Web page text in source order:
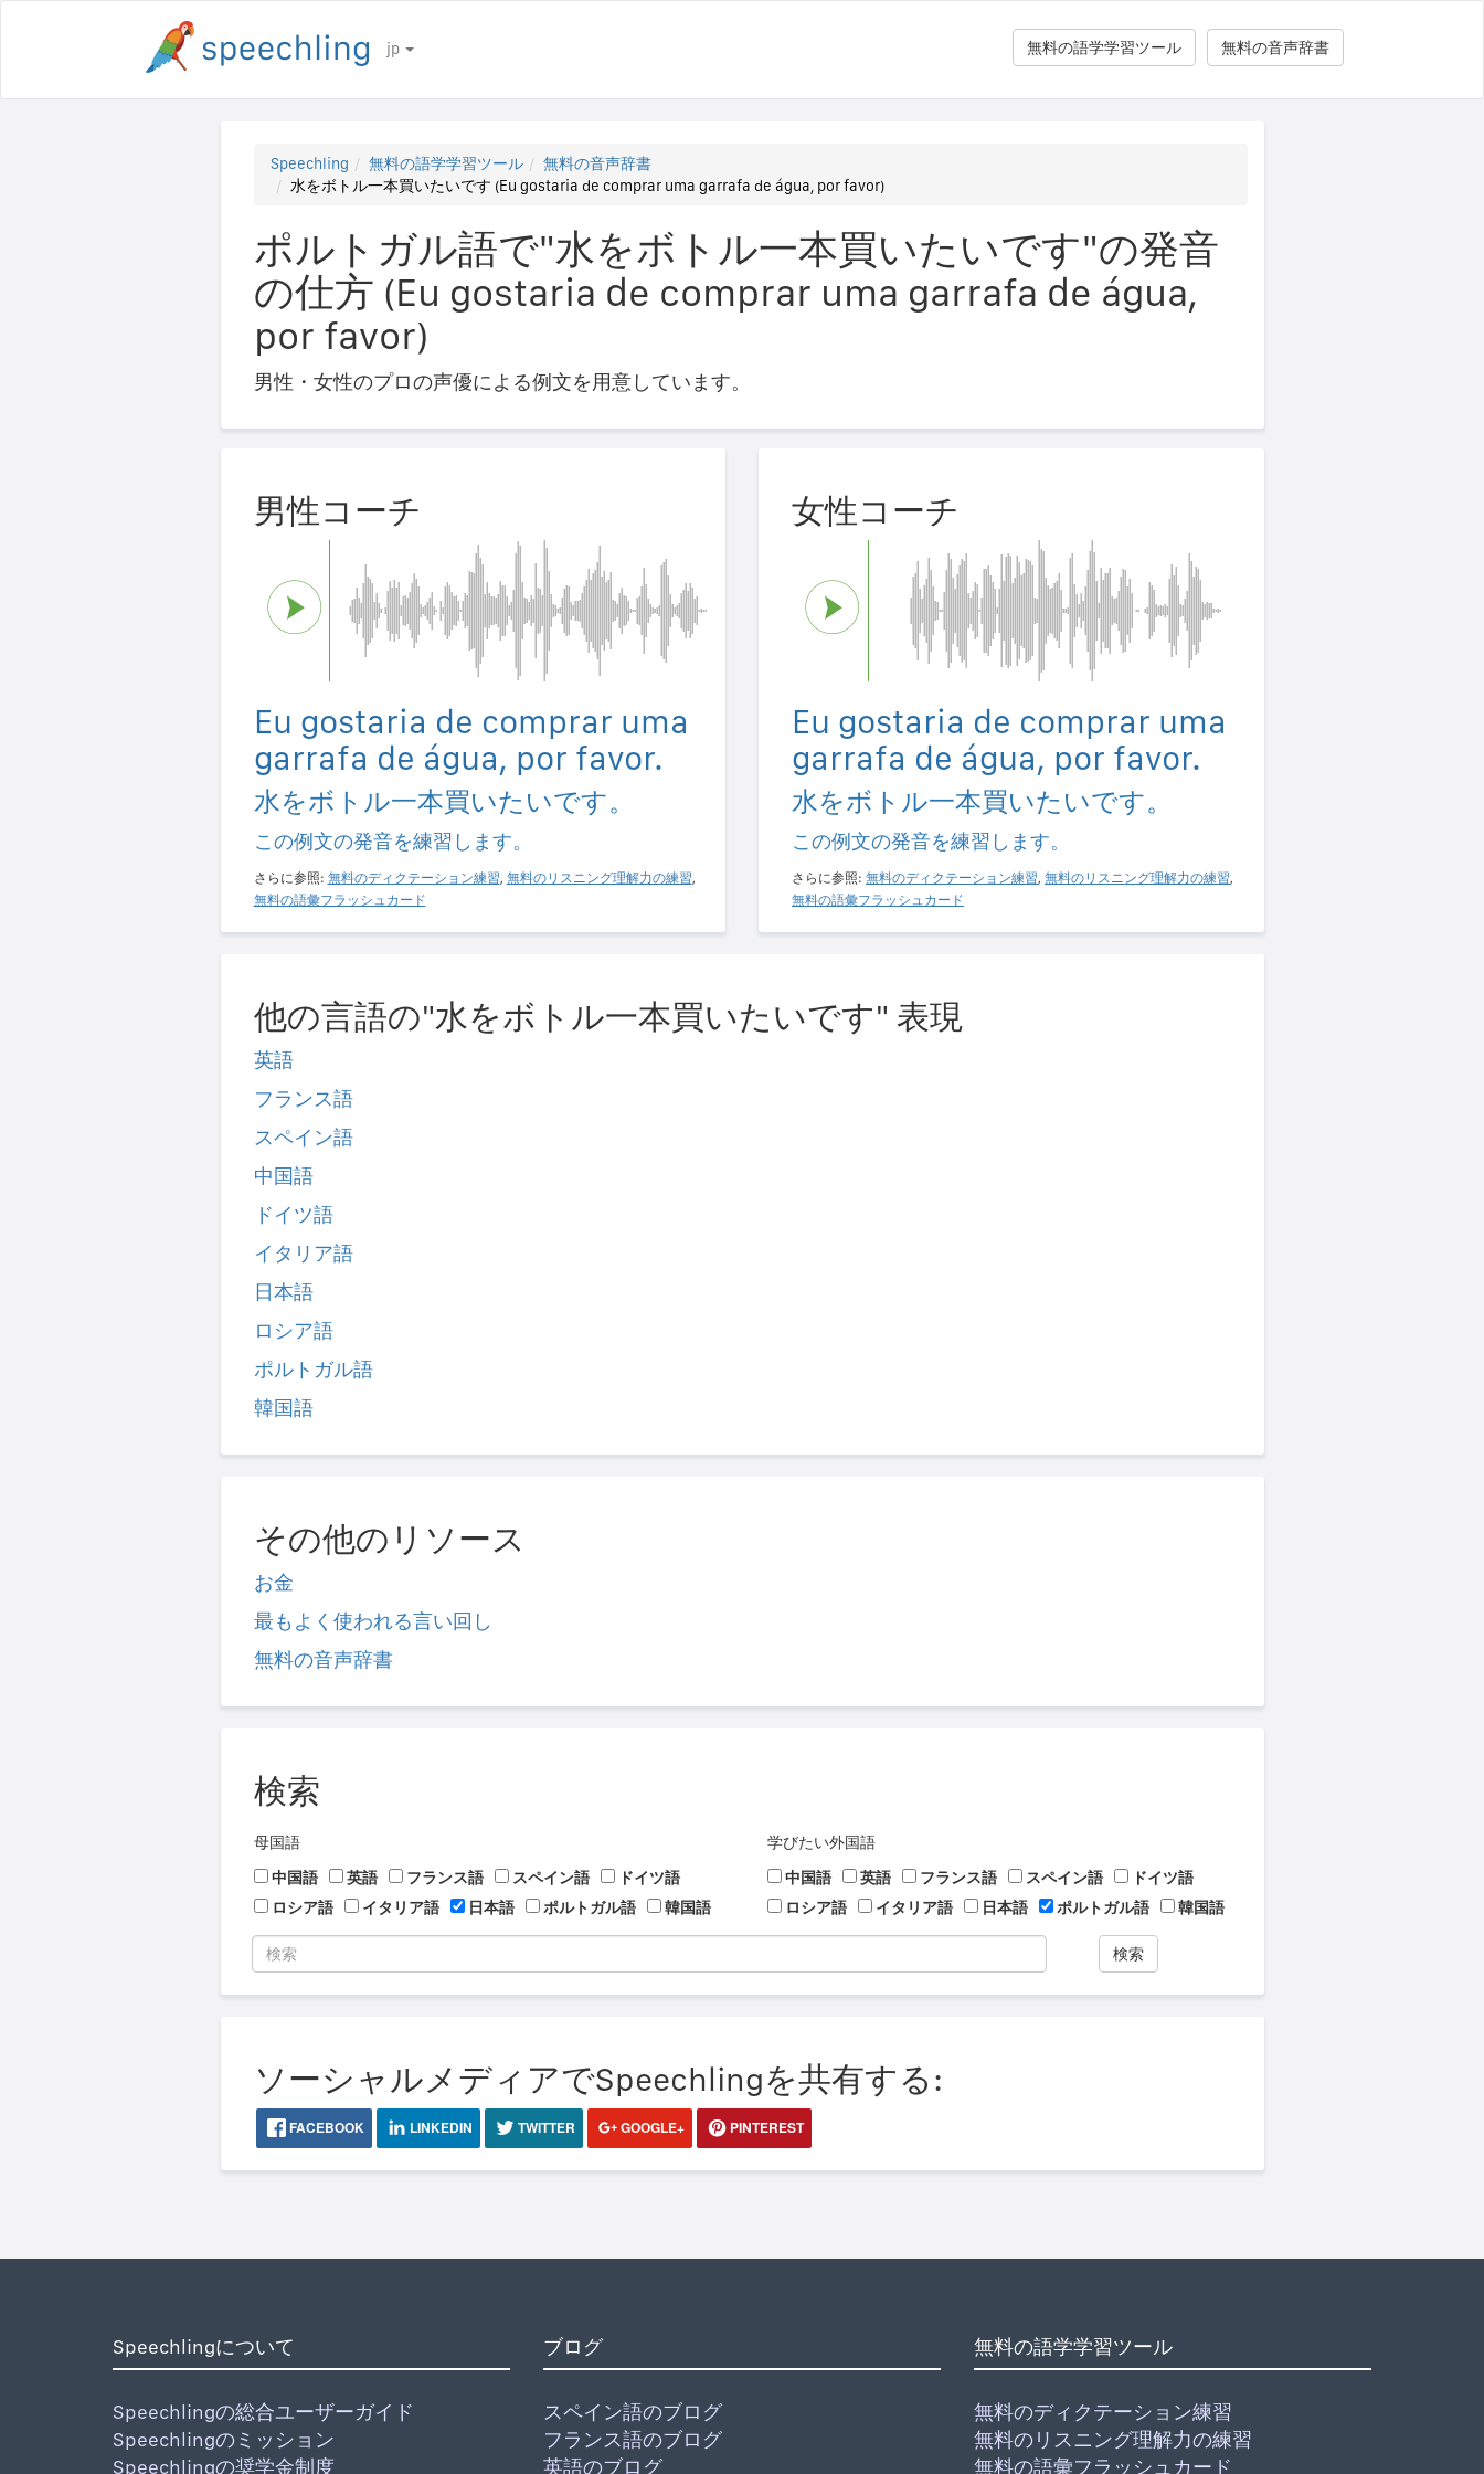
jp 無料の音声辞書
無料の語学学習ツール
Speechling 無料の語学学習ツール
無料の音声辞書
水をボトル一本買いたいです (Eu gostaria de comprar uma garrafa de água, por favor)
ポルトガル語で"水をボトル一本買いたいです"の発音
の仕方 (Eu gostaria de comprar uma garrafa de água,
por favor)
男性・女性のプロの声優による例文を用意しています。
男性コーチ
Eu gostaria de comprar uma
garrafa de água, por favor.
水をボトル一本買いたいです。
この例文の発音を練習します。
さらに参照: 無料のディクテーション練習, 無料のリスニング理解力の練習,
無料の語彙フラッシュカード
女性コーチ
Eu gostaria de comprar uma
garrafa de água, por favor.
水をボトル一本買いたいです。
この例文の発音を練習します。
さらに参照: 無料のディクテーション練習, 無料のリスニング理解力の練習,
無料の語彙フラッシュカード
他の言語の"水をボトル一本買いたいです" 表現
英語
フランス語
スペイン語
中国語
ドイツ語
イタリア語
日本語
ロシア語
ポルトガル語
韓国語
その他のリソース
お金
最もよく使われる言い回し
無料の音声辞書
検索
母国語
中国語
英語 フランス語 スペイン語
ドイツ語
ロシア語
イタリア語 日本語 ポルトガル語 韓国語
学びたい外国語
中国語
英語 フランス語 スペイン語
ドイツ語
ロシア語
イタリア語 日本語 ポルトガル語 韓国語
検索
ソーシャルメディアでSpeechlingを共有する:
FACEBOOK LINKEDIN TWITTER GOOGLE+ PINTEREST
Speechlingについて
Speechlingの総合ユーザーガイド
Speechlingのミッション
Speechlingの奨学金制度
ブログ
スペイン語のブログ
フランス語のブログ
英語のブログ
無料の語学学習ツール
無料のディクテーション練習
無料のリスニング理解力の練習
無料の語彙フラッシュカード